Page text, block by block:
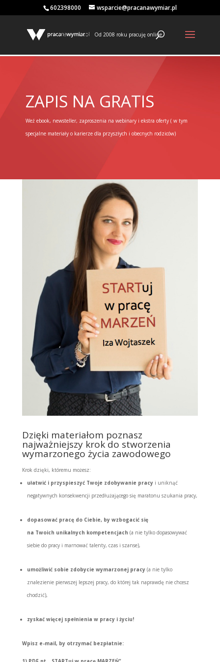
602398000 wsparcie@pracanawymiar.pl
Od 2008 roku pracuję online
ZAPIS NA GRATIS
Weź ebook, newsteller, zaproszenia na webinary i ekstra oferty ( w tym
specjalne materiały o karierze dla przyszłych i obecnych rodziców)
Dzięki materiałom poznasz
najważniejszy krok do stworzenia
wymarzonego życia zawodowego
Krok dzięki, któremu możesz:
ułatwić i przyspieszyć Twoje zdobywanie pracyi uniknąć
negatywnych konsekwencji przedłużającego się maratonu szukania pracy,
dopasować pracę do Ciebie, by wzbogacić się
na Twoich unikalnych kompetencjach (a nie tylko dopasowywać
siebie do pracy i marnować talenty, czas i szanse),
umożliwić sobie zdobycie wymarzonej pracy(a nie tylko
znalezienie pierwszej lepszej pracy, do której tak naprawdę nie chcesz
chodzić),
zyskać więcej spełnienia w pracy i życiu!
Wpisz e-mail, by otrzymać bezpłatnie: